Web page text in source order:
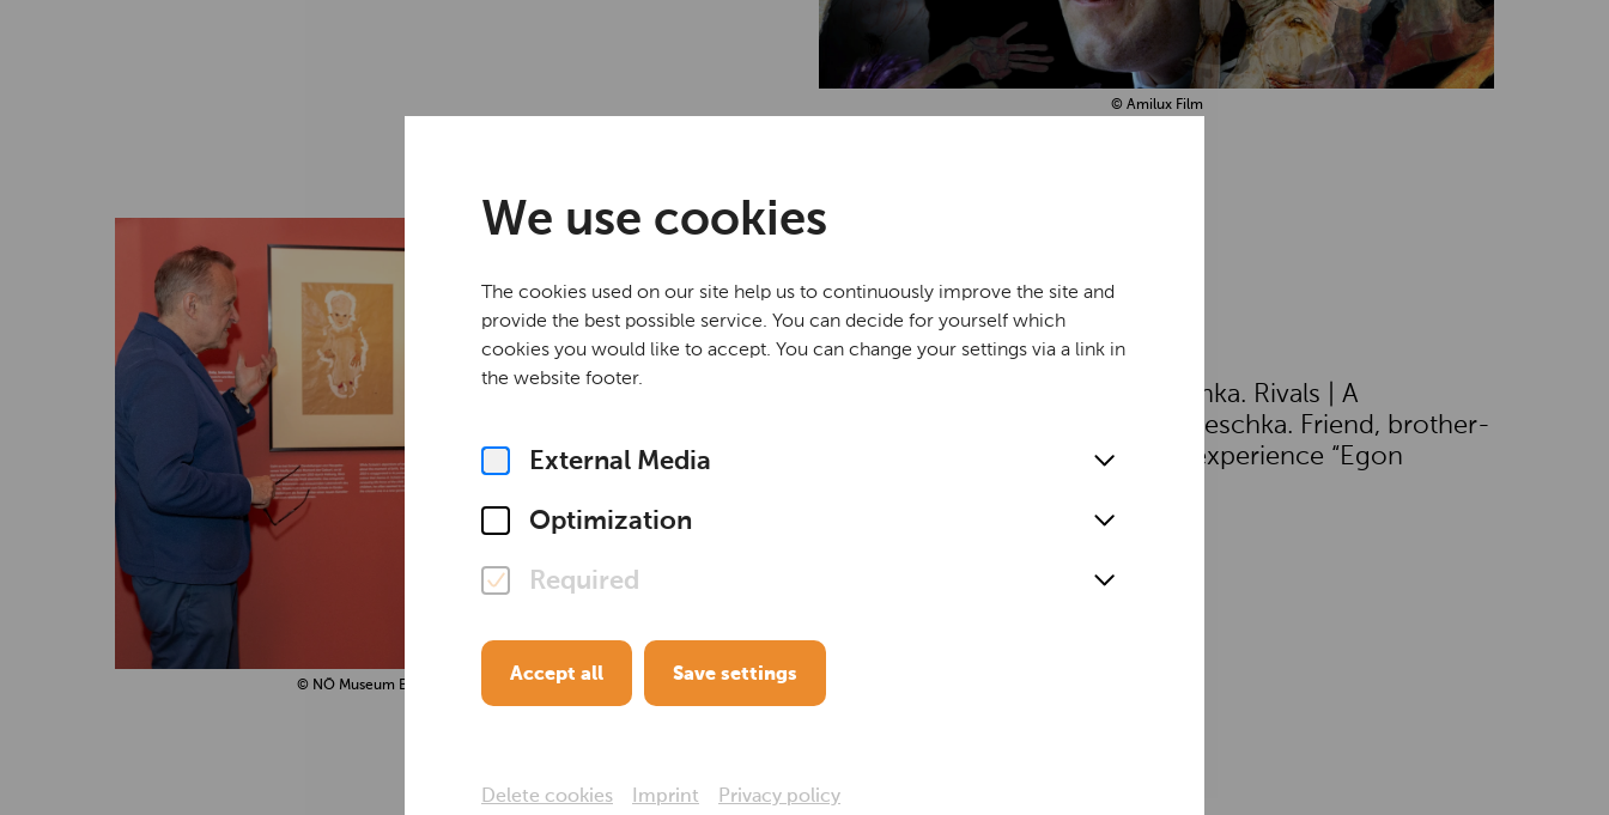
We use cookies
The cookies used on our site help us to continuously improve the site and
provide the best possible service. You can decide for yourself which
cookies you would like to accept. You can change your settings via a link in
the website footer.
External Media
Optimization
Required
Accept all Save settings
Delete cookies Imprint Privacy policy
© Amilux Film
© NÖ Museum Betriebs GmbH, Foto: Theo Kust
Exhibitions 2026
Egon Schiele and Oskar Kokoschka. Rivals | A
biographical approach | Anton Peschka. Friend, brother-
in-law, artist and collector I VR experience “Egon